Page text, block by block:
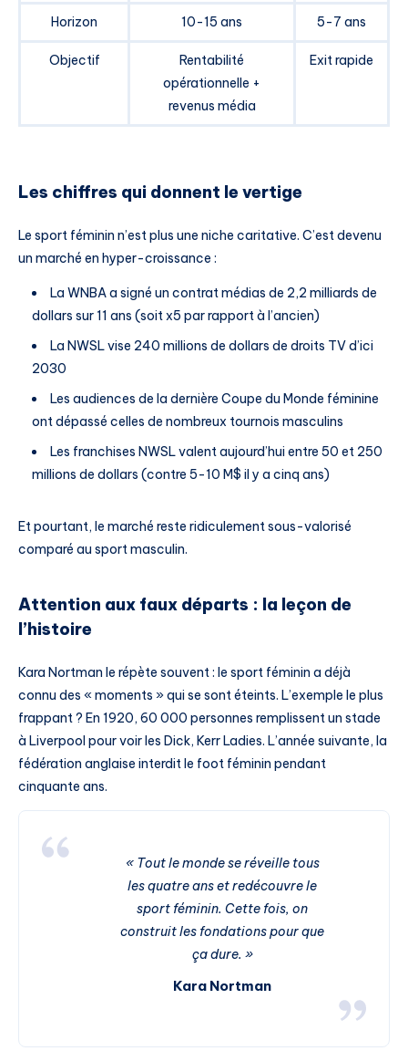
Horizon 10-15 ans 5-7 ans
Objectif
Rentabilité
opérationnelle +
revenus média
Exit rapide
Les chiffres qui donnent le vertige
Le sport féminin n’est plus une niche caritative. C’est devenu
un marché en hyper-croissance :
La WNBA a signé un contrat médias de 2,2 milliards de
dollars sur 11 ans (soit x5 par rapport à l’ancien)
La NWSL vise 240 millions de dollars de droits TV d’ici
2030
Les audiences de la dernière Coupe du Monde féminine
ont dépassé celles de nombreux tournois masculins
Les franchises NWSL valent aujourd’hui entre 50 et 250
millions de dollars (contre 5-10 M$ il y a cinq ans)
Et pourtant, le marché reste ridiculement sous-valorisé
comparé au sport masculin.
Attention aux faux départs : la leçon de
l’histoire
Kara Nortman le répète souvent : le sport féminin a déjà
connu des « moments » qui se sont éteints. L’exemple le plus
frappant ? En 1920, 60 000 personnes remplissent un stade
à Liverpool pour voir les Dick, Kerr Ladies. L’année suivante, la
fédération anglaise interdit le foot féminin pendant
cinquante ans.
« Tout le monde se réveille tous
les quatre ans et redécouvre le
sport féminin. Cette fois, on
construit les fondations pour que
ça dure. »
Kara Nortman